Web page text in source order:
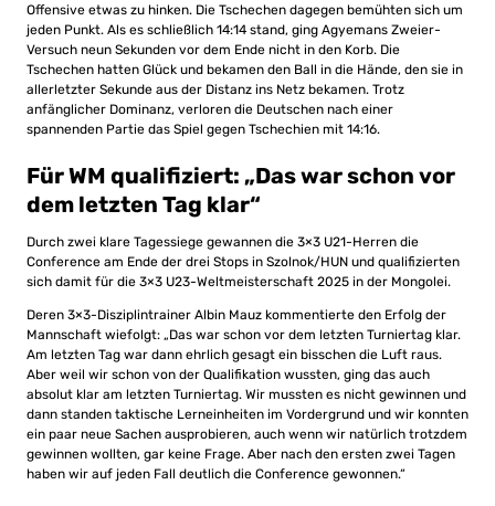
Offensive etwas zu hinken. Die Tschechen dagegen bemühten sich um
jeden Punkt. Als es schließlich 14:14 stand, ging Agyemans Zweier-
Versuch neun Sekunden vor dem Ende nicht in den Korb. Die
Tschechen hatten Glück und bekamen den Ball in die Hände, den sie in
allerletzter Sekunde aus der Distanz ins Netz bekamen. Trotz
anfänglicher Dominanz, verloren die Deutschen nach einer
spannenden Partie das Spiel gegen Tschechien mit 14:16.
Für WM qualifiziert: „Das war schon vor
dem letzten Tag klar“
Durch zwei klare Tagessiege gewannen die 3×3 U21-Herren die
Conference am Ende der drei Stops in Szolnok/HUN und qualifizierten
sich damit für die 3×3 U23-Weltmeisterschaft 2025 in der Mongolei.
Deren 3×3-Disziplintrainer Albin Mauz kommentierte den Erfolg der
Mannschaft wiefolgt: „Das war schon vor dem letzten Turniertag klar.
Am letzten Tag war dann ehrlich gesagt ein bisschen die Luft raus.
Aber weil wir schon von der Qualifikation wussten, ging das auch
absolut klar am letzten Turniertag. Wir mussten es nicht gewinnen und
dann standen taktische Lerneinheiten im Vordergrund und wir konnten
ein paar neue Sachen ausprobieren, auch wenn wir natürlich trotzdem
gewinnen wollten, gar keine Frage. Aber nach den ersten zwei Tagen
haben wir auf jeden Fall deutlich die Conference gewonnen.“